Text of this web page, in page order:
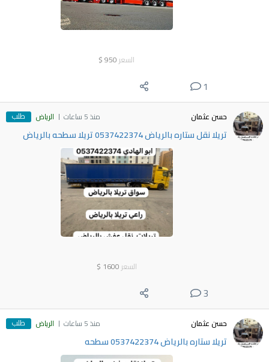
السعر 950
$
1
حسن عثمان منذ 5 ساعات الرياض طلب
تريلا نقل ستاره بالرياض 0537422374 تريلا سطحه بالرياض
السعر 1600
$
3
حسن عثمان منذ 5 ساعات الرياض طلب
تريلا ستاره بالرياض 0537422374 سطحه